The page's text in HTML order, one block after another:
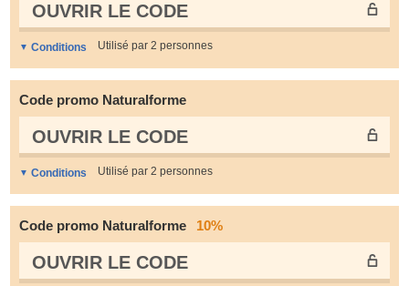
OUVRIR LE СODE
Conditions Utilisé par 2 personnes
Code promo Naturalforme
OUVRIR LE СODE
Conditions Utilisé par 2 personnes
Code promo Naturalforme 10%
OUVRIR LE СODE